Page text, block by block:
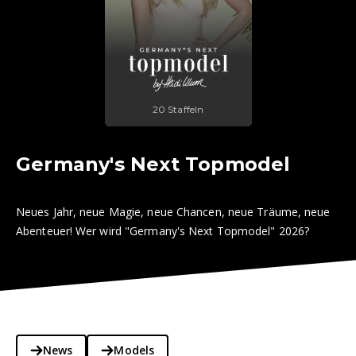
20 Staffeln
Germany's Next Topmodel
Neues Jahr, neue Magie, neue Chancen, neue Träume, neue
Abenteuer! Wer wird "Germany's Next Topmodel" 2026?
News Models